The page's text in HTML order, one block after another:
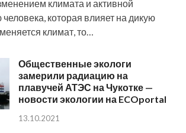
климата и активной
которая влияет на дикую
климат, то…
Общественные экологи
замерили радиацию на
плавучей АТЭС на Чукотке —
новости экологии на ECOportal
13.10.2021